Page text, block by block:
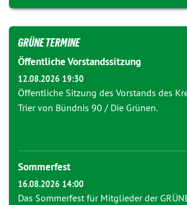
GRÜNE TERMINE
Öffentliche Vorstandssitzung
12.08.2026 19:30
Öffentliche Sitzung des Vorstands des
Trier von Bündnis 90 / Die Grünen.
Sommerfest
16.08.2026 14:00
Das Sommerfest für Mitglieder der